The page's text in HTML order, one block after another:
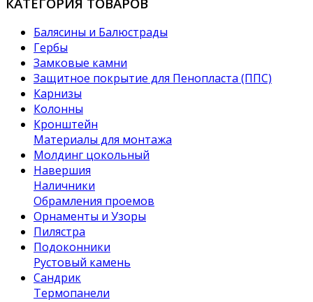
Балясины и Балюстрады
Гербы
Замковые камни
Защитное покрытие для Пенопласта (ППС)
Карнизы
Колонны
Кронштейн
Материалы для монтажа
Молдинг цокольный
Навершия
Наличники
Обрамления проемов
Орнаменты и Узоры
Пилястра
Подоконники
Рустовый камень
Сандрик
Термопанели